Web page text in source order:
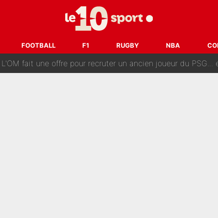
FOOTBALL F1 RUGBY NBA
annonce un premier problème pour Zinedine Zidane en
et va entrer dans une nouvelle dimension :
fait une offre pour recruter un ancien joueur du